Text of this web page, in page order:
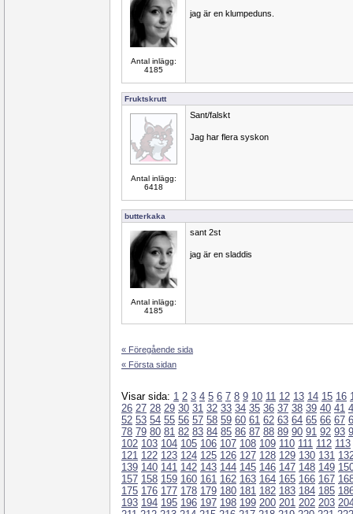
Antal inlägg:
4185
jag är en klumpeduns.
Fruktskrutt
Antal inlägg:
6418
Sant/falskt
Jag har flera syskon
butterkaka
Antal inlägg:
4185
sant 2st
jag är en sladdis
« Föregående sida
« Första sidan
Visar sida: 1 2 3 4 5 6 7 8 9 10 11 12 13 14 15 16
26 27 28 29 30 31 32 33 34 35 36 37 38 39 40 41
52 53 54 55 56 57 58 59 60 61 62 63 64 65 66 67
78 79 80 81 82 83 84 85 86 87 88 89 90 91 92 93
102 103 104 105 106 107 108 109 110 111 112 113
121 122 123 124 125 126 127 128 129 130 131
139 140 141 142 143 144 145 146 147 148 149
157 158 159 160 161 162 163 164 165 166 167
175 176 177 178 179 180 181 182 183 184 185
193 194 195 196 197 198 199 200 201 202 203